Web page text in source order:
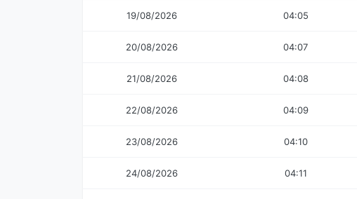
19/08/2026 04:05
20/08/2026 04:07
21/08/2026 04:08
22/08/2026 04:09
23/08/2026 04:10
24/08/2026 04:11